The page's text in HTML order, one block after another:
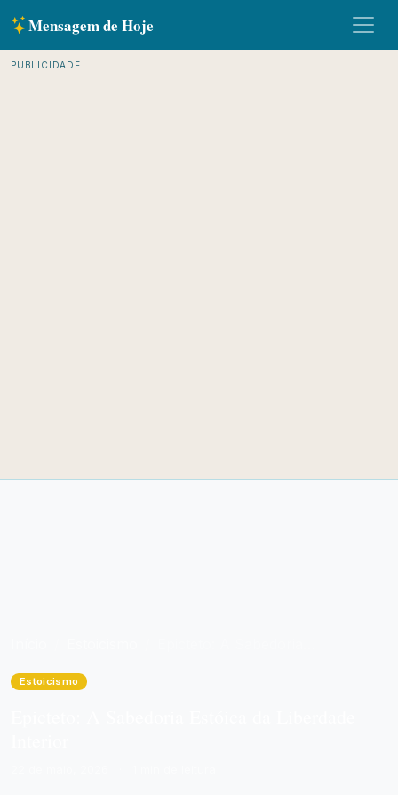
Mensagem de Hoje
PUBLICIDADE
Estoicismo